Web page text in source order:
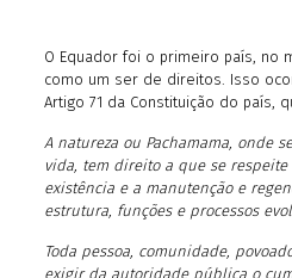
O Equador foi o primeiro país, no
como um ser de direitos. Isso
Artigo 71 da Constituição do país,
A natureza ou Pachamama, onde
vida, tem direito a que se
existência e a manutenção e
estrutura, funções e processos
Toda pessoa, comunidade,
exigir da autoridade pública o